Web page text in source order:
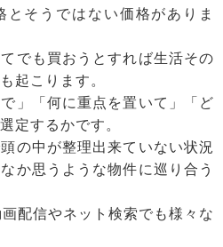
とそうではない価格がありま
でも買おうとすれば生活その
起こります。
」「何に重点を置いて」「ど
定するかです。
の中が整理出来ていない状況
か思うような物件に巡り合う
配信やネット検索でも様々な